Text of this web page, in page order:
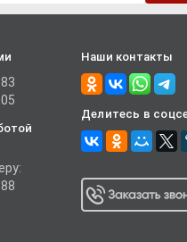
Наши контакты
Делитесь в